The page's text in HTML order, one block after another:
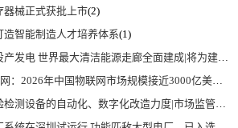
器械正式获批上市(2)
智能制造人才培养体系(1)
走廊全面建成|将为建设新型能源体系、保障国家能源安全、实现“双碳”目标提供有力支撑
网市场规模接近3000亿美元 智慧工厂、智慧城市、智慧电网等将占60%以上
字化改造力度|市场监管总局 工业和信息化部 关于促进企业计量能力提升的指导意见